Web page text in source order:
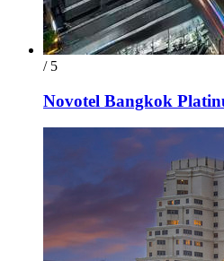
/ 5
Novotel Bangkok